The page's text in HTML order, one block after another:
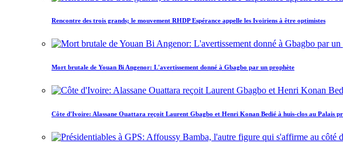
Rencontre des trois grands; le mouvement RHDP Espérance appelle les Ivoiriens à être optimistes
Mort brutale de Youan Bi Angenor: L'avertissement donné à Gbagbo par un prophète
Côte d'Ivoire: Alassane Ouattara reçoit Laurent Gbagbo et Henri Konan Bedié à huis-clos au Palais